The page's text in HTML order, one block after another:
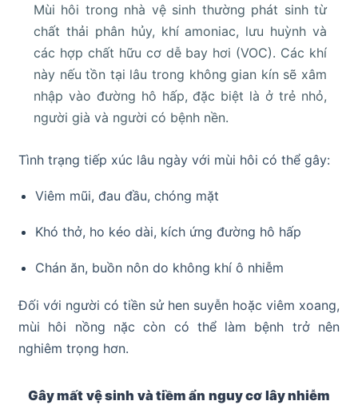
Mùi hôi trong nhà vệ sinh thường phát sinh từ
chất thải phân hủy, khí amoniac, lưu huỳnh và
các hợp chất hữu cơ dễ bay hơi (VOC). Các khí
này nếu tồn tại lâu trong không gian kín sẽ xâm
nhập vào đường hô hấp, đặc biệt là ở trẻ nhỏ,
người già và người có bệnh nền.
Tình trạng tiếp xúc lâu ngày với mùi hôi có thể gây:
Viêm mũi, đau đầu, chóng mặt
Khó thở, ho kéo dài, kích ứng đường hô hấp
Chán ăn, buồn nôn do không khí ô nhiễm
Đối với người có tiền sử hen suyễn hoặc viêm xoang,
mùi hôi nồng nặc còn có thể làm bệnh trở nên
nghiêm trọng hơn.
Gây mất vệ sinh và tiềm ẩn nguy cơ lây nhiễm